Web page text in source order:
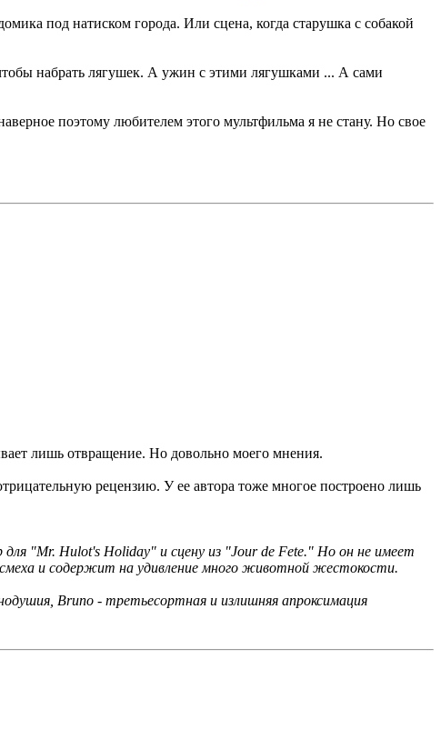
под натиском города. Или сцена, когда старушка с собакой
набрать лягушек. А ужин с этими лягушками ... А сами
поэтому любителем этого мультфильма я не стану. Но свое
лишь отвращение. Но довольно моего мнения.
рецензию. У ее автора тоже многое построено лишь
"Mr. Hulot's Holiday" и сцену из "Jour de Fete." Но он не имеет
смеха и содержит на удивление много животной жестокости.
Bruno - третьесортная и излишняя апроксимация